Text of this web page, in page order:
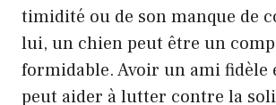
timidité ou de son manque de
lui, un chien peut être un
formidable. Avoir un ami fidèle
peut aider à lutter contre la